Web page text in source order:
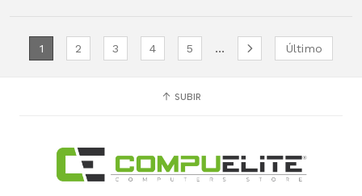
1 2 3 4 5 ... Último
SUBIR